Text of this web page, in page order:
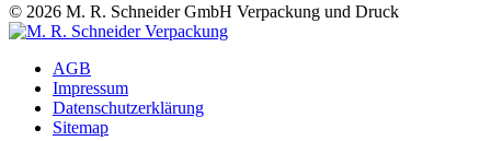
© 2026 M. R. Schneider GmbH Verpackung und Druck
AGB
Impressum
Datenschutzerklärung
Sitemap